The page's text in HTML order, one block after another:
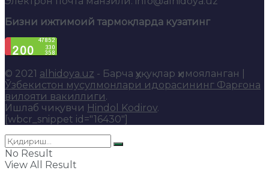
Бизни ижтимоий тармоқларда кузатинг
© 2021 alhidoya.uz - Барча ҳуқуқлар ҳимояланган |
Ўзбекистон мусулмонлари идорасининг Фарғона
вилояти вакиллиги.
Ишлаб чиқувчи Hindol Kodirov.
[wbcr_snippet id="16430"]
No Result
View All Result